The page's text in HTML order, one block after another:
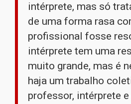
intérprete, mas só
de uma forma rasa
profissional fosse
intérprete tem uma
muito grande, mas é
haja um trabalho
professor, intérprete